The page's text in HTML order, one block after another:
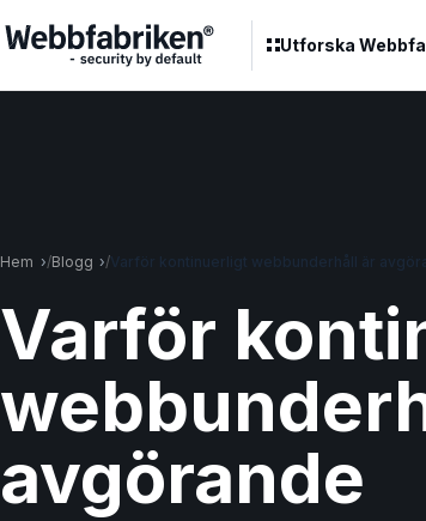
Utforska
Hem Blogg Varför kontinuerligt webbunderhåll är
Varför
avgörande